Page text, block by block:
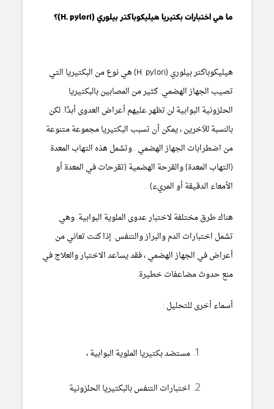
ما هي اختبارات بكتيريا هيليكوباكتر بيلوري (H. pylori)؟
هيليكوباكتر بيلوري (H. pylori) هي نوع من البكتيريا التي
تصيب الجهاز الهضمي. كثير من المصابين بالبكتيريا
الحلزونية البوابية لن تظهر عليهم أعراض العدوى أبدًا. لكن
بالنسبة للآخرين ، يمكن أن تسبب البكتيريا مجموعة متنوعة
من اضطرابات الجهاز الهضمي . وتشمل هذه التهاب المعدة
(التهاب المعدة)والقرحة الهضمية (تقرحات في المعدة أو
الأمعاء الدقيقة أو المريء) .
هناك طرق مختلفة لاختبار عدوى الملوية البوابية. وهي
تشمل اختبارات الدم والبراز والتنفس. إذا كنت تعاني من
أعراض في الجهاز الهضمي ، فقد يساعد الاختبار والعلاج في
منع حدوث مضاعفات خطيرة.
أسماء أخرى للتحليل :
مستضد بكتيريا الملوية البوابية ،
اختبارات التنفس بالبكتيريا الحلزونية